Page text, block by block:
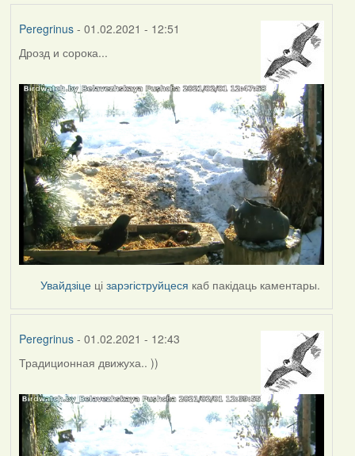
Peregrinus- 01.02.2021 - 12:51
Дрозд и сорока...
Увайдзіце цізарэгіструйцеся каб пакідаць каментары.
Peregrinus- 01.02.2021 - 12:43
Традиционная движуха.. ))